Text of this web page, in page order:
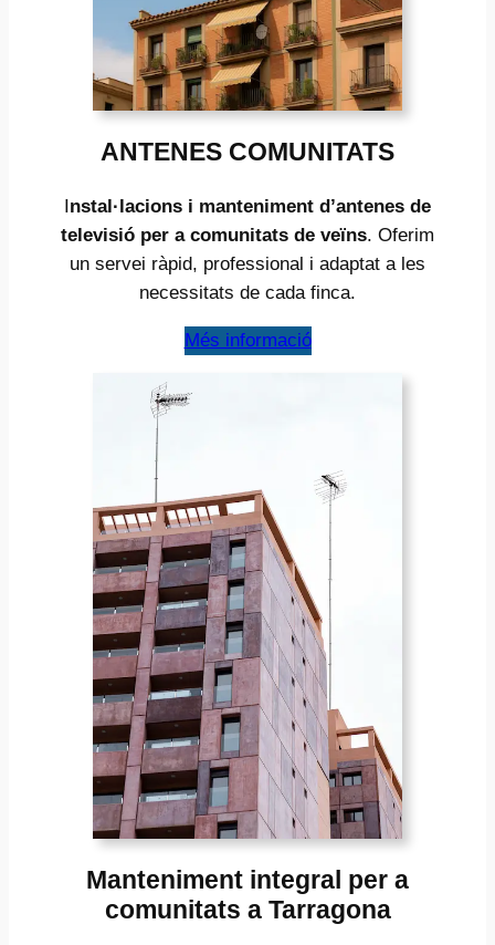
ANTENES COMUNITATS
Instal·lacions i manteniment d’antenes de
televisió per a comunitats de veïns. Oferim
un servei ràpid, professional i adaptat a les
necessitats de cada finca.
Més informació
Manteniment integral per a
comunitats a Tarragona